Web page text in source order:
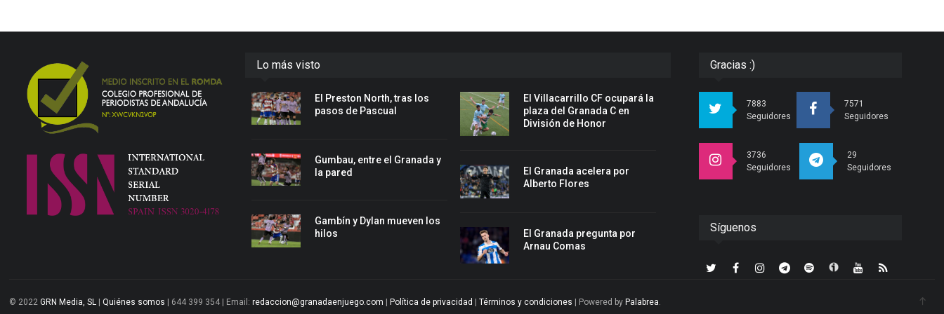
Lo más visto
El Preston North, tras los
pasos de Pascual
Gumbau, entre el Granada y
la pared
Gambín y Dylan mueven los
hilos
El Villacarrillo CF ocupará la
plaza del Granada C en
División de Honor
El Granada acelera por
Alberto Flores
El Granada pregunta por
Arnau Comas
Gracias :)
7883
Seguidores
7571
Seguidores
3736
Seguidores
29
Seguidores
Síguenos
© 2022GRN Media, SL |Quiénes somos | 644 399 354 | Email:redaccion@granadaenjuego.com Política de privacidad |Términos y condiciones | Powered by Palabrea.